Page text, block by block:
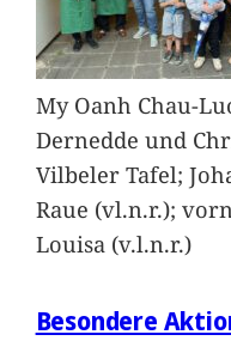
My Oanh Chau-
Dernedde und
Vilbeler Tafel;
Raue (vl.n.r.);
Louisa (v.l.n.r.)
Besondere